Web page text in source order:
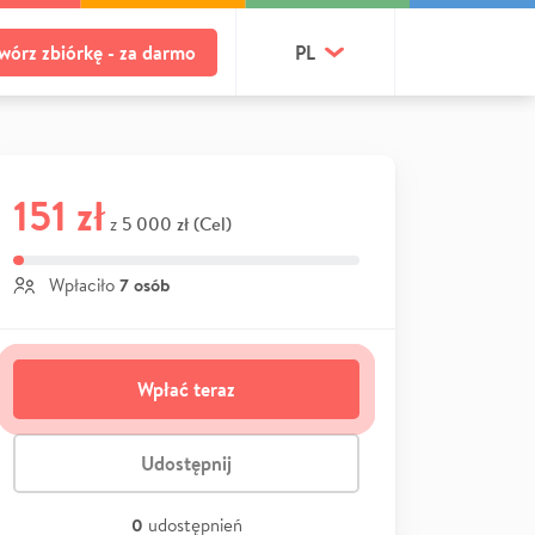
zbiórkę - za darmo PL
151 zł z 5 000 zł (Cel)
Wpłaciło 7 osób
Wpłać teraz
Udostępnij
0 udostępnień